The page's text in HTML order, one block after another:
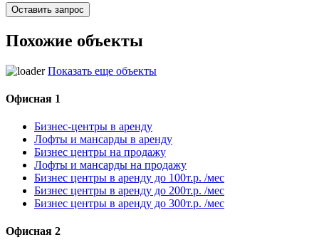
Похожие объекты
Показать еще объекты
Офисная 1
Бизнес-центры в аренду
Лофты и мансарды в аренду
Бизнес центры на продажу
Лофты и мансарды на продажу
Бизнес центры в аренду до 100т.р. /мес
Бизнес центры в аренду до 200т.р. /мес
Бизнес центры в аренду до 300т.р. /мес
Офисная 2